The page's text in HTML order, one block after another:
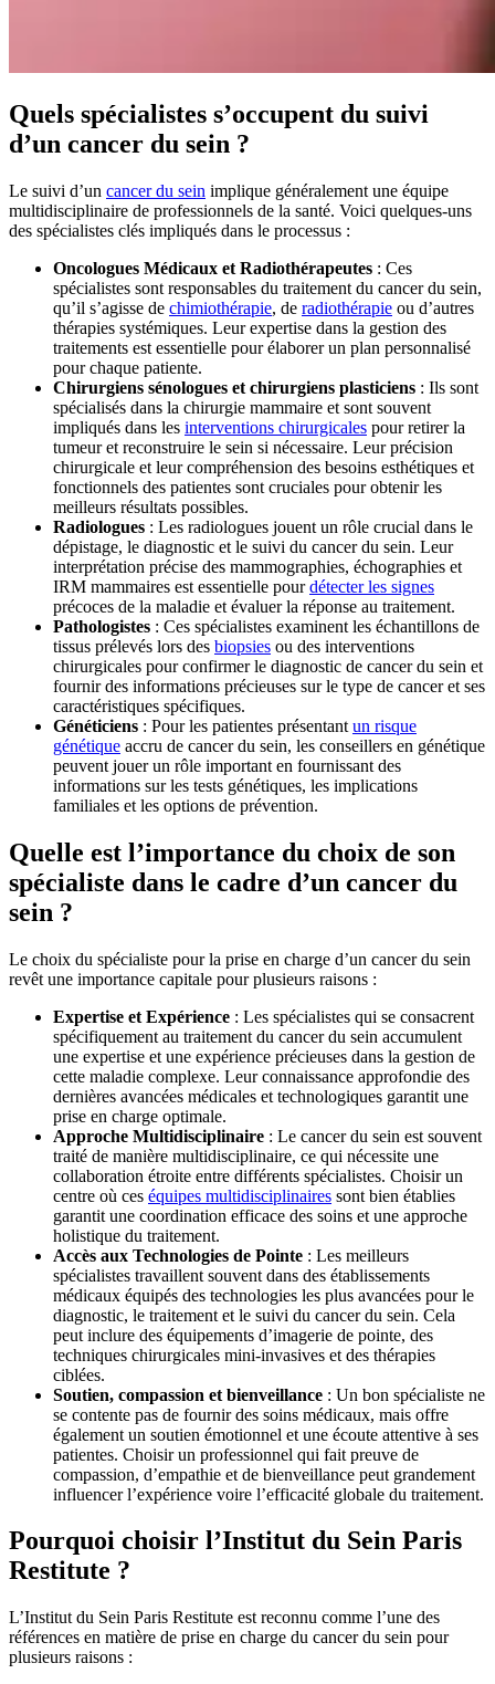
Quels spécialistes s’occupent du suivi
d’un cancer du sein ?
Le suivi d’un cancer du sein implique généralement une équipe
multidisciplinaire de professionnels de la santé. Voici quelques-uns
des spécialistes clés impliqués dans le processus :
Oncologues Médicaux et Radiothérapeutes : Ces
spécialistes sont responsables du traitement du cancer du sein,
qu’il s’agisse de chimiothérapie, de radiothérapie ou d’autres
thérapies systémiques. Leur expertise dans la gestion des
traitements est essentielle pour élaborer un plan personnalisé
pour chaque patiente.
Chirurgiens sénologues et chirurgiens plasticiens : Ils sont
spécialisés dans la chirurgie mammaire et sont souvent
impliqués dans les interventions chirurgicales pour retirer la
tumeur et reconstruire le sein si nécessaire. Leur précision
chirurgicale et leur compréhension des besoins esthétiques et
fonctionnels des patientes sont cruciales pour obtenir les
meilleurs résultats possibles.
Radiologues : Les radiologues jouent un rôle crucial dans le
dépistage, le diagnostic et le suivi du cancer du sein. Leur
interprétation précise des mammographies, échographies et
IRM mammaires est essentielle pourdétecter les signes
précoces de la maladie et évaluer la réponse au traitement.
Pathologistes : Ces spécialistes examinent les échantillons de
tissus prélevés lors des biopsies ou des interventions
chirurgicales pour confirmer le diagnostic de cancer du sein et
fournir des informations précieuses sur le type de cancer et ses
caractéristiques spécifiques.
Généticiens : Pour les patientes présentant un risque
génétique accru de cancer du sein, les conseillers en génétique
peuvent jouer un rôle important en fournissant des
informations sur les tests génétiques, les implications
familiales et les options de prévention.
Quelle est l’importance du choix de son
spécialiste dans le cadre d’un cancer du
sein ?
Le choix du spécialiste pour la prise en charge d’un cancer du sein
revêt une importance capitale pour plusieurs raisons :
Expertise et Expérience : Les spécialistes qui se consacrent
spécifiquement au traitement du cancer du sein accumulent
une expertise et une expérience précieuses dans la gestion de
cette maladie complexe. Leur connaissance approfondie des
dernières avancées médicales et technologiques garantit une
prise en charge optimale.
Approche Multidisciplinaire : Le cancer du sein est souvent
traité de manière multidisciplinaire, ce qui nécessite une
collaboration étroite entre différents spécialistes. Choisir un
centre où ces équipes multidisciplinaires sont bien établies
garantit une coordination efficace des soins et une approche
holistique du traitement.
Accès aux Technologies de Pointe : Les meilleurs
spécialistes travaillent souvent dans des établissements
médicaux équipés des technologies les plus avancées pour le
diagnostic, le traitement et le suivi du cancer du sein. Cela
peut inclure des équipements d’imagerie de pointe, des
techniques chirurgicales mini-invasives et des thérapies
ciblées.
Soutien, compassion et bienveillance : Un bon spécialiste ne
se contente pas de fournir des soins médicaux, mais offre
également un soutien émotionnel et une écoute attentive à ses
patientes. Choisir un professionnel qui fait preuve de
compassion, d’empathie et de bienveillance peut grandement
influencer l’expérience voire l’efficacité globale du traitement.
Pourquoi choisir l’Institut du Sein Paris
Restitute ?
L’Institut du Sein Paris Restitute est reconnu comme l’une des
références en matière de prise en charge du cancer du sein pour
plusieurs raisons :